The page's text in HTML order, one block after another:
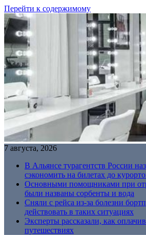
Перейти к содержимому
7 августа, 2026
В Альянсе турагентств России
сэкономить на билетах до
Основными помощниками при
были названы сорбенты и вода
Сняли с рейса из-за болезни
действовать в таких ситуациях
Эксперты рассказали, как
путешествиях